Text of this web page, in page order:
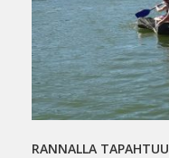
RANNALLA TAPAHTUU